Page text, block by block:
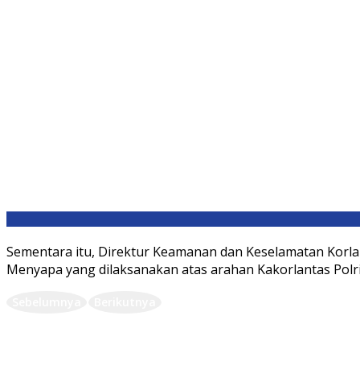
Sementara itu, Direktur Keamanan dan Keselamatan
Menyapa yang dilaksanakan atas arahan Kakorlantas